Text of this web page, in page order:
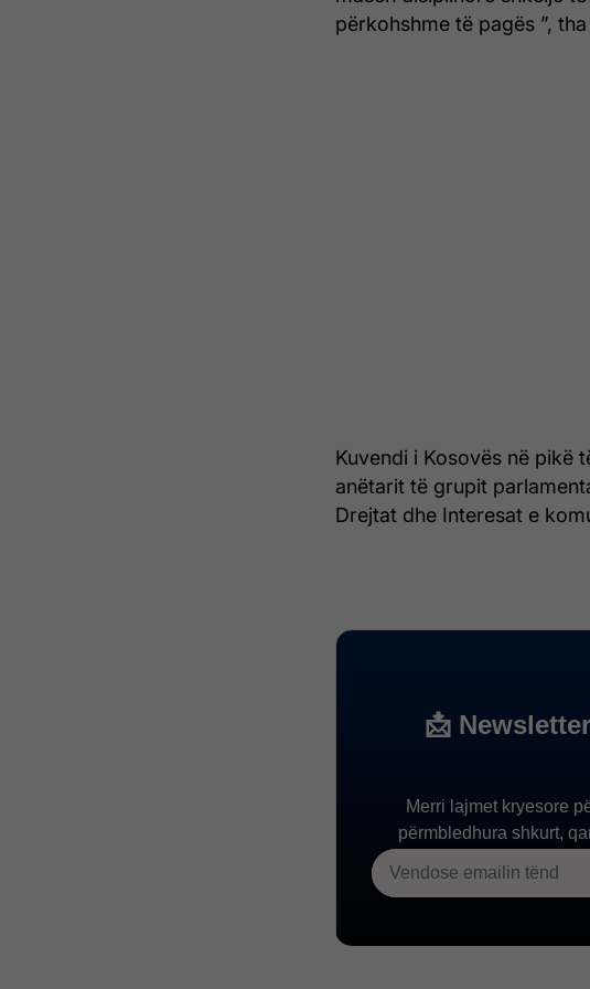
përkohshme të pagës ”,
Kuvendi i Kosovës në pikë
anëtarit të grupit
Drejtat dhe Interesat e